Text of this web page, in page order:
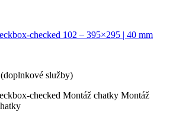
102 – 395×295 | 40 mm
služby)
Montáž chatky Montáž